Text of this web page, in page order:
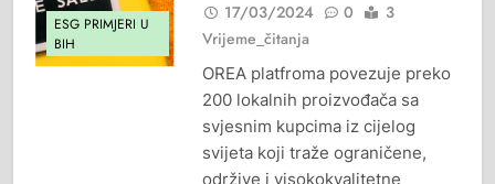
ESG PRIMJERI U
BIH
17/03/2024 0
3
Vrijeme_čitanja
OREA platfroma povezuje preko
200 lokalnih proizvođača sa
svjesnim kupcima iz cijelog
svijeta koji traže ograničene,
održive i visokokvalitetne